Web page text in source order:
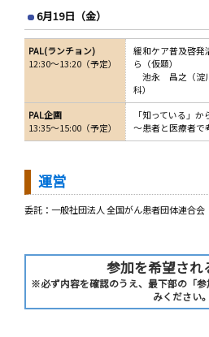
6月19日（金）
PAL(ランチョン)
12:30～13:20（予定）
緩和ケア普及啓
ら（仮題）
池永 昌之（淀
科）
PAL企画
13:35～15:00（予定）
「知っている」か
～患者と医療者で
運営
委託：一般社団法人 全国がん患者団体連合会
参加を希望さ
※必ず内容を確認のうえ、最下部の「
みください。